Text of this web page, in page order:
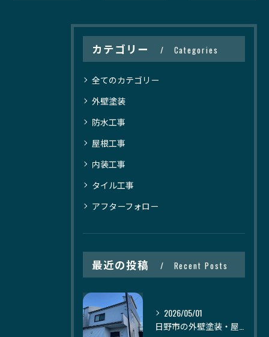
カテゴリー Categories
全てのカテゴリー
外壁塗装
防水工事
屋根工事
内装工事
タイル工事
アフターフォロー
最近の投稿 Recent Posts
2026/05/01